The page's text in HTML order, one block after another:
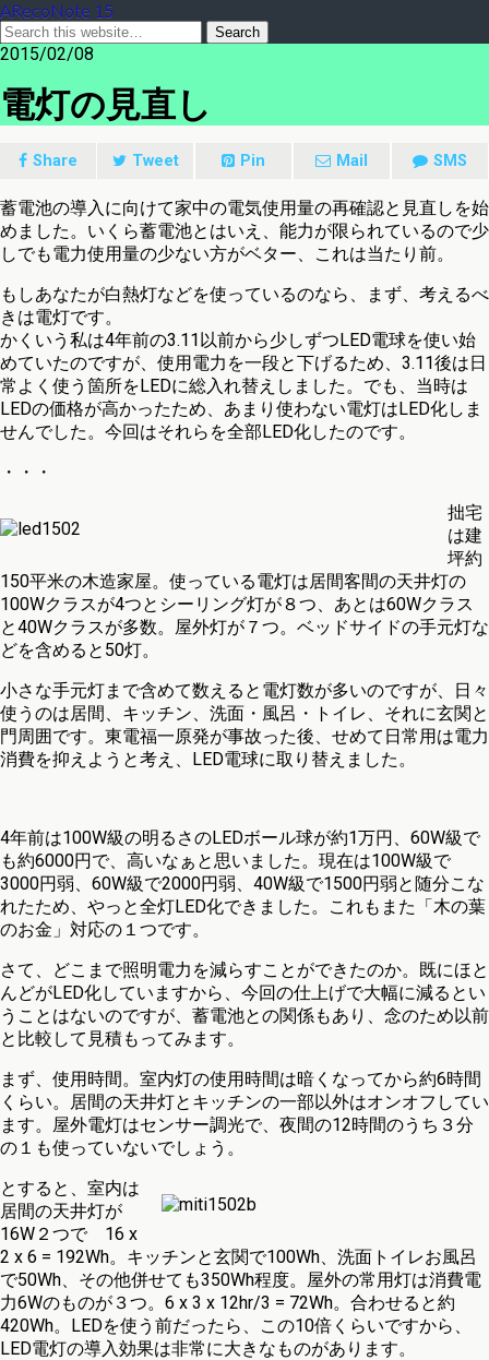
ARecoNote 15
2015/02/08
電灯の見直し
Share Tweet Pin Mail SMS
蓄電池の導入に向けて家中の電気使用量の再確認と見直しを始
めました。いくら蓄電池とはいえ、能力が限られているので少
しでも電力使用量の少ない方がベター、これは当たり前。
もしあなたが白熱灯などを使っているのなら、まず、考えるべ
きは電灯です。
かくいう私は4年前の3.11以前から少しずつLED電球を使い始
めていたのですが、使用電力を一段と下げるため、3.11後は日
常よく使う箇所をLEDに総入れ替えしました。でも、当時は
LEDの価格が高かったため、あまり使わない電灯はLED化しま
せんでした。今回はそれらを全部LED化したのです。
・・・
拙宅
は建
坪約
150平米の木造家屋。使っている電灯は居間客間の天井灯の
100Wクラスが4つとシーリング灯が８つ、あとは60Wクラス
と40Wクラスが多数。屋外灯が７つ。ベッドサイドの手元灯な
どを含めると50灯。
小さな手元灯まで含めて数えると電灯数が多いのですが、日々
使うのは居間、キッチン、洗面・風呂・トイレ、それに玄関と
門周囲です。東電福一原発が事故った後、せめて日常用は電力
消費を抑えようと考え、LED電球に取り替えました。
4年前は100W級の明るさのLEDボール球が約1万円、60W級で
も約6000円で、高いなぁと思いました。現在は100W級で
3000円弱、60W級で2000円弱、40W級で1500円弱と随分こな
れたため、やっと全灯LED化できました。これもまた「木の葉
のお金」対応の１つです。
さて、どこまで照明電力を減らすことができたのか。既にほと
んどがLED化していますから、今回の仕上げで大幅に減るとい
うことはないのですが、蓄電池との関係もあり、念のため以前
と比較して見積もってみます。
まず、使用時間。室内灯の使用時間は暗くなってから約6時間
くらい。居間の天井灯とキッチンの一部以外はオンオフしてい
ます。屋外電灯はセンサー調光で、夜間の12時間のうち３分
の１も使っていないでしょう。
とすると、室内は
居間の天井灯が
16W２つで 16 x
2 x 6 = 192Wh。キッチンと玄関で100Wh、洗面トイレお風呂
で50Wh、その他併せても350Wh程度。屋外の常用灯は消費電
力6Wのものが３つ。6 x 3 x 12hr/3 = 72Wh。合わせると約
420Wh。LEDを使う前だったら、この10倍くらいですから、
LED電灯の導入効果は非常に大きなものがあります。